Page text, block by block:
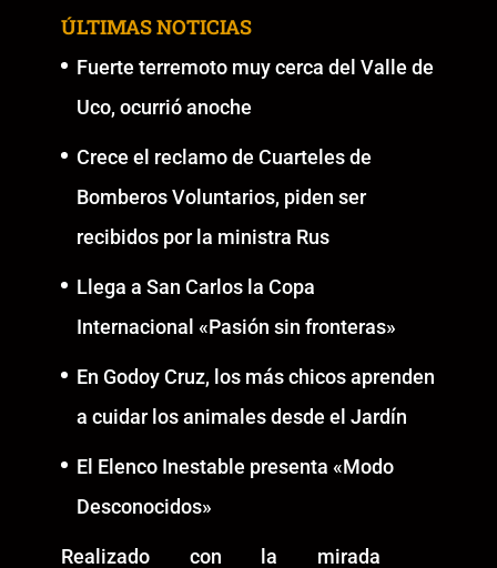
ÚLTIMAS NOTICIAS
Fuerte terremoto muy cerca del Valle de
Uco, ocurrió anoche
Crece el reclamo de Cuarteles de
Bomberos Voluntarios, piden ser
recibidos por la ministra Rus
Llega a San Carlos la Copa
Internacional «Pasión sin fronteras»
En Godoy Cruz, los más chicos aprenden
a cuidar los animales desde el Jardín
El Elenco Inestable presenta «Modo
Desconocidos»
Realizado con la mirada